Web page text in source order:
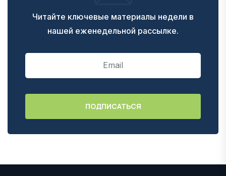
Читайте ключевые материалы недели в
нашей еженедельной рассылке.